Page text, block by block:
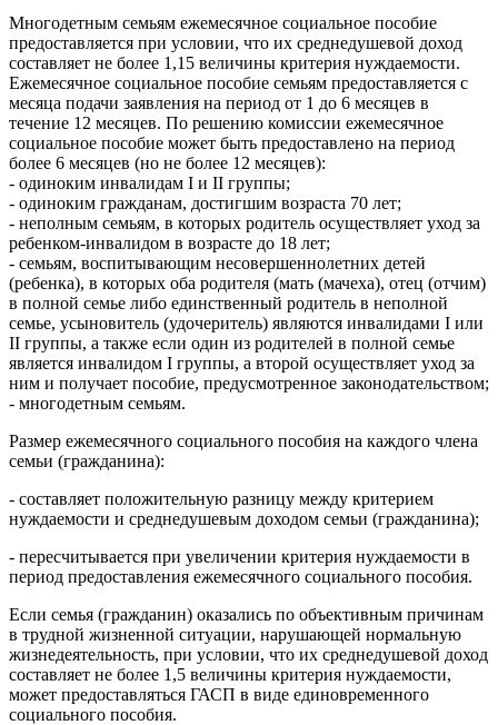
Многодетным семьям ежемесячное социальное пособие
предоставляется при условии, что их среднедушевой доход
составляет не более 1,15 величины критерия нуждаемости.
Ежемесячное социальное пособие семьям предоставляется с
месяца подачи заявления на период от 1 до 6 месяцев в
течение 12 месяцев. По решению комиссии ежемесячное
социальное пособие может быть предоставлено на период
более 6 месяцев (но не более 12 месяцев):
- одиноким инвалидам I и II группы;
- одиноким гражданам, достигшим возраста 70 лет;
- неполным семьям, в которых родитель осуществляет уход за
ребенком-инвалидом в возрасте до 18 лет;
- семьям, воспитывающим несовершеннолетних детей
(ребенка), в которых оба родителя (мать (мачеха), отец (отчим)
в полной семье либо единственный родитель в неполной
семье, усыновитель (удочеритель) являются инвалидами I или
II группы, а также если один из родителей в полной семье
является инвалидом I группы, а второй осуществляет уход за
ним и получает пособие, предусмотренное законодательством;
- многодетным семьям.
Размер ежемесячного социального пособия на каждого члена
семьи (гражданина):
- составляет положительную разницу между критерием
нуждаемости и среднедушевым доходом семьи (гражданина);
- пересчитывается при увеличении критерия нуждаемости в
период предоставления ежемесячного социального пособия.
Если семья (гражданин) оказались по объективным причинам
в трудной жизненной ситуации, нарушающей нормальную
жизнедеятельность, при условии, что их среднедушевой доход
составляет не более 1,5 величины критерия нуждаемости,
может предоставляться ГАСП в виде единовременного
социального пособия.